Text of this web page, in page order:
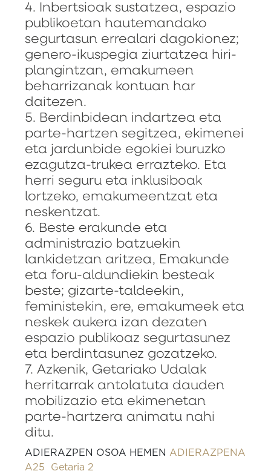
4. Inbertsioak sustatzea, espazio
publikoetan hautemandako
segurtasun errealari dagokionez;
genero-ikuspegia ziurtatzea hiri-
plangintzan, emakumeen
beharrizanak kontuan har
daitezen.
5. Berdinbidean indartzea eta
parte-hartzen segitzea, ekimenei
eta jardunbide egokiei buruzko
ezagutza-trukea errazteko. Eta
herri seguru eta inklusiboak
lortzeko, emakumeentzat eta
neskentzat.
6. Beste erakunde eta
administrazio batzuekin
lankidetzan aritzea, Emakunde
eta foru-aldundiekin besteak
beste; gizarte-taldeekin,
feministekin, ere, emakumeek eta
neskek aukera izan dezaten
espazio publikoaz segurtasunez
eta berdintasunez gozatzeko.
7. Azkenik, Getariako Udalak
herritarrak antolatuta dauden
mobilizazio eta ekimenetan
parte-hartzera animatu nahi
ditu.
ADIERAZPEN OSOA HEMEN ADIERAZPENA
A25_Getaria 2